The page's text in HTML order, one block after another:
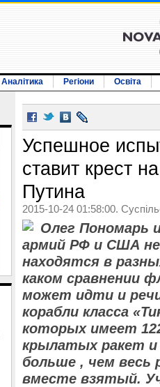
Аналітика Регіони Освіта
Успешное
ставит крест
Путина
2015-10-24 01:58:00.
Олег Пономарь
армий РФ и США
находятся в
каком сравнении
может идти и
корабли класса
которых имеет
крылатых ракет
больше , чем весь
вместе взятый.